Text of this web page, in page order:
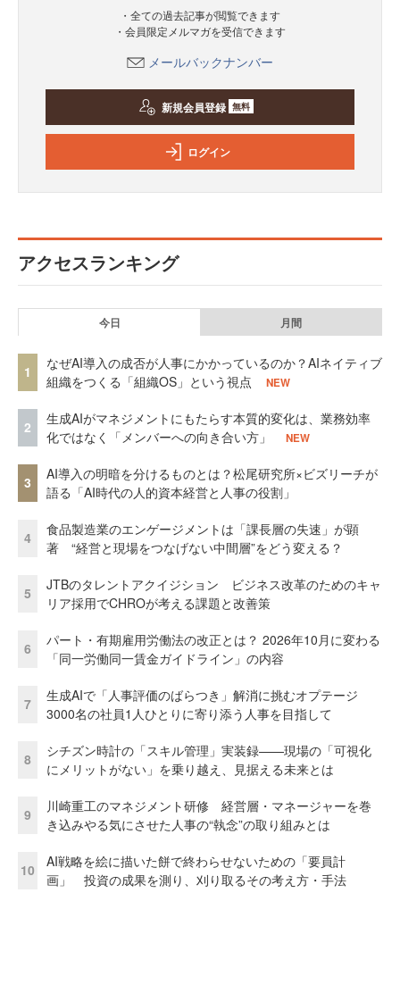
・全ての過去記事が閲覧できます
・会員限定メルマガを受信できます
メールバックナンバー
新規会員登録 無料
ログイン
アクセスランキング
今日 月間
1
なぜAI導入の成否が人事にかかっているのか？AIネイティブ
組織をつくる「組織OS」という視点
NEW
2
生成AIがマネジメントにもたらす本質的変化は、業務効率
化ではなく「メンバーへの向き合い方」
NEW
3
AI導入の明暗を分けるものとは？松尾研究所×ビズリーチが
語る「AI時代の人的資本経営と人事の役割」
4
食品製造業のエンゲージメントは「課長層の失速」が顕
著 “経営と現場をつなげない中間層”をどう変える？
5
JTBのタレントアクイジション ビジネス改革のためのキャ
リア採用でCHROが考える課題と改善策
6
パート・有期雇用労働法の改正とは？ 2026年10月に変わる
「同一労働同一賃金ガイドライン」の内容
7
生成AIで「人事評価のばらつき」解消に挑むオプテージ
3000名の社員1人ひとりに寄り添う人事を目指して
8
シチズン時計の「スキル管理」実装録——現場の「可視化
にメリットがない」を乗り越え、見据える未来とは
9
川崎重工のマネジメント研修 経営層・マネージャーを巻
き込みやる気にさせた人事の“執念”の取り組みとは
10
AI戦略を絵に描いた餅で終わらせないための「要員計
画」 投資の成果を測り、刈り取るその考え方・手法